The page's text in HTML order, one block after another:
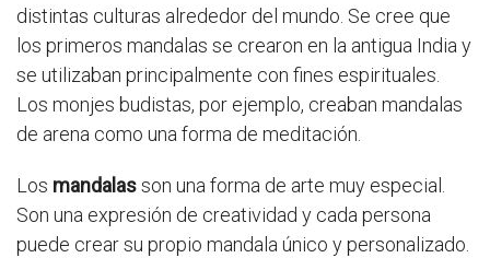
distintas culturas alrededor del mundo. Se cree que
los primeros mandalas se crearon en la antigua India y
se utilizaban principalmente con fines espirituales.
Los monjes budistas, por ejemplo, creaban mandalas
de arena como una forma de meditación.
Los mandalasson una forma de arte muy especial.
Son una expresión de creatividad y cada persona
puede crear su propio mandala único y personalizado.